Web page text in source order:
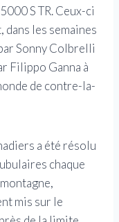
S TR. Ceux-ci
les semaines
Sonny Colbrelli
Filippo Ganna à
de contre-la-
a été résolu
chaque
mis sur le